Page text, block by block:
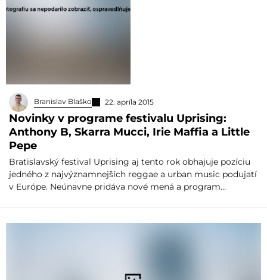
Branislav Blaško 22. apríla 2015
Novinky v programe festivalu Uprising:
Anthony B, Skarra Mucci, Irie Maffia a Little
Pepe
Bratislavský festival Uprising aj tento rok obhajuje pozíciu
jedného z najvýznamnejších reggae a urban music podujatí
v Európe. Neúnavne pridáva nové mená a program…